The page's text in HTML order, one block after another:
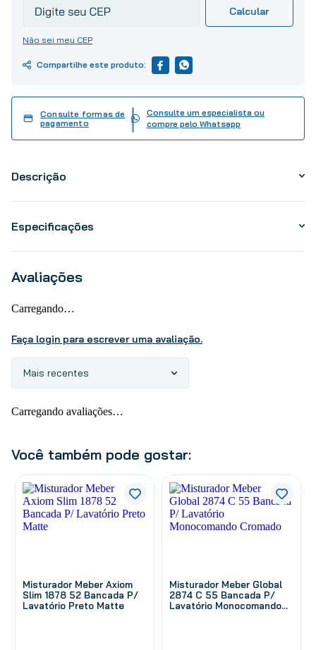
Não sei meu CEP
Consulte formas de
pagamento
Consulte um especialista ou
compre pelo Whatsapp
Descrição
Especificações
Avaliações
Carregando…
Faça login para escrever uma avaliação.
Mais recentes
Carregando avaliações…
Você também pode gostar:
Misturador Meber Axiom
Slim 1878 52 Bancada P/
Lavatório Preto Matte
Misturador Meber Global
2874 C 55 Bancada P/
Lavatório Monocomando